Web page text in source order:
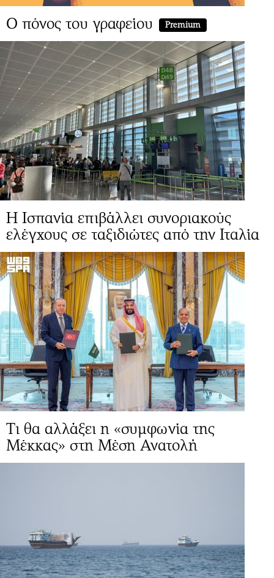
Ο πόνος του γραφείου Premium
Η Ισπανία επιβάλλει συνοριακούς
ελέγχους σε ταξιδιώτες από την Ιταλία
Τι θα αλλάξει η «συμφωνία της
Μέκκας» στη Μέση Ανατολή